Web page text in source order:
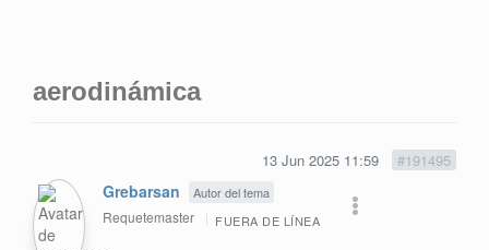
aerodinámica
13 Jun 2025 11:59 #191495
Grebarsan Autor del tema
Requetemaster FUERA DE LÍNEA